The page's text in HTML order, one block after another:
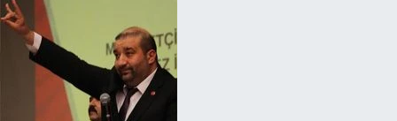
Trafik Durumu
Süper Lig Puan Durumu ve Fikstür
Tüm Manşetler